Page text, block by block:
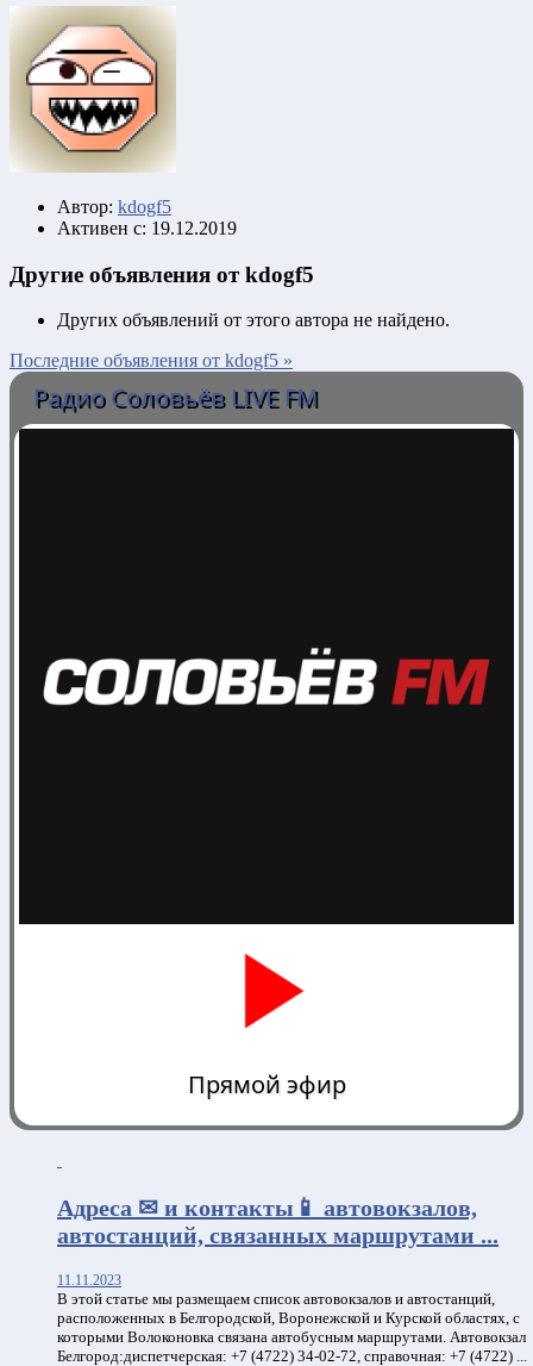
Автор: kdogf5
Активен с: 19.12.2019
Другие объявления от kdogf5
Других объявлений от этого автора не найдено.
Последние объявления от kdogf5 »
Радио Соловьёв LIVE FM
Прямой эфир
Адреса ✉ и контакты📱 автовокзалов,
автостанций, связанных маршрутами ...
11.11.2023
В этой статье мы размещаем список автовокзалов и автостанций,
расположенных в Белгородской, Воронежской и Курской областях, с
которыми Волоконовка связана автобусным маршрутами. Автовокзал
Белгород:диспетчерская: +7 (4722) 34-02-72, справочная: +7 (4722) ...